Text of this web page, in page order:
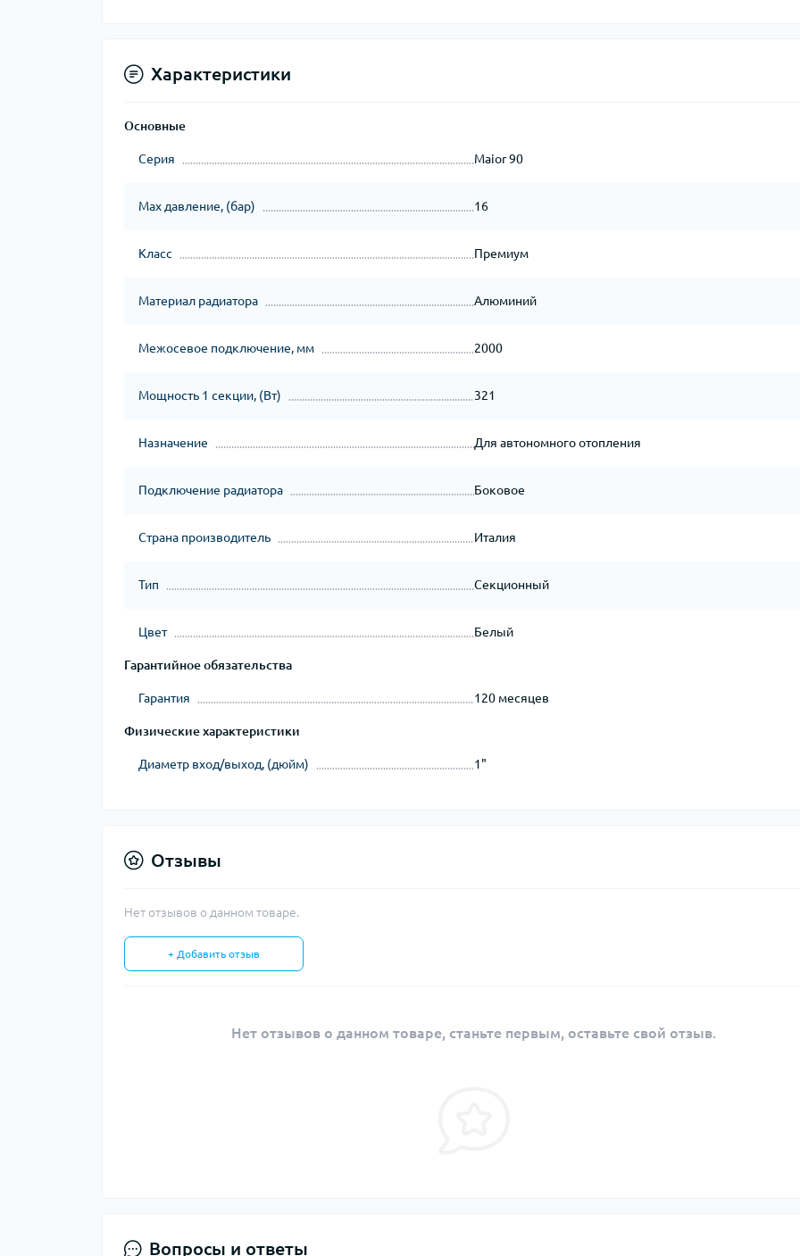
Характеристики
Основные
Серия Maior 90
Max давление, (бар) 16
Класс Премиум
Материал радиатора Алюминий
Межосевое подключение, мм 2000
Мощность 1 секции, (Вт) 321
Назначение Для автономного отопления
Подключение радиатора Боковое
Страна производитель Италия
Тип Секционный
Цвет Белый
Гарантийное обязательства
Гарантия 120 месяцев
Физические характеристики
Диаметр вход/выход, (дюйм) 1"
Отзывы
Нет отзывов о данном товаре.
+ Добавить отзыв
Нет отзывов о данном товаре, станьте первым, оставьте свой отзыв.
Вопросы и ответы